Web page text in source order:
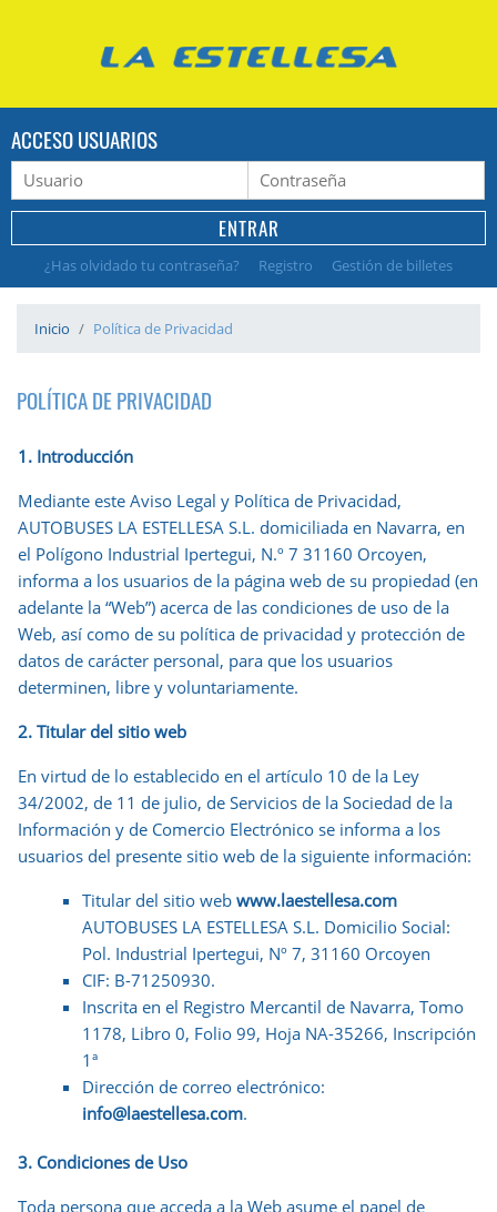
ACCESO USUARIOS
¿Has olvidado tu contraseña? Registro Gestión de billetes
Inicio Política de Privacidad
POLÍTICA DE PRIVACIDAD
1. Introducción
Mediante este Aviso Legal y Política de Privacidad,
AUTOBUSES LA ESTELLESA S.L. domiciliada en Navarra, en
el Polígono Industrial Ipertegui, N.º 7 31160 Orcoyen,
informa a los usuarios de la página web de su propiedad (en
adelante la “Web”) acerca de las condiciones de uso de la
Web, así como de su política de privacidad y protección de
datos de carácter personal, para que los usuarios
determinen, libre y voluntariamente.
2. Titular del sitio web
En virtud de lo establecido en el artículo 10 de la Ley
34/2002, de 11 de julio, de Servicios de la Sociedad de la
Información y de Comercio Electrónico se informa a los
usuarios del presente sitio web de la siguiente información:
Titular del sitio webwww.laestellesa.com
AUTOBUSES LA ESTELLESA S.L. Domicilio Social:
Pol. Industrial Ipertegui, Nº 7, 31160 Orcoyen
CIF: B-71250930.
Inscrita en el Registro Mercantil de Navarra, Tomo
1178, Libro 0, Folio 99, Hoja NA-35266, Inscripción
1ª
Dirección de correo electrónico:
info@laestellesa.com.
3. Condiciones de Uso
Toda persona que acceda a la Web asume el papel de